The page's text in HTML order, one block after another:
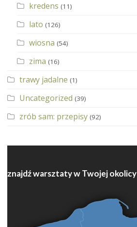
kredens (11)
lato (126)
wiosna (54)
zima (16)
trawy jadalne (1)
Uncategorized (39)
zrób sam: przepisy (92)
znajdź warsztaty w Twojej okolicy